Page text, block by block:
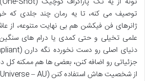
توصیف می کنه، تا یه رمان چند جلدی که
ژانرهای فن فیکشن هم بی نهایت متنوعه، از
علمی تخیلی و حتی کمدی یا درام های
جزئیاتی رو اضافه کنن، بعضی ها هم ممکنه
از شخصیت هاش استفاده کنن (Alternative Universe – AU).